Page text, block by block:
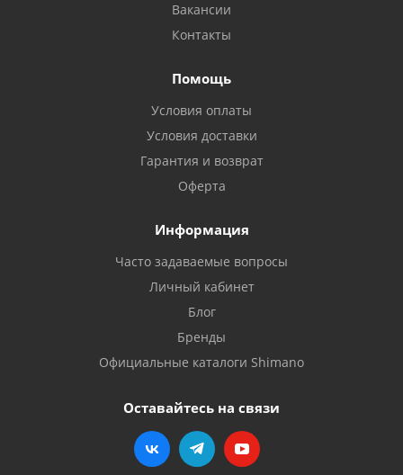
Вакансии
Контакты
Помощь
Условия оплаты
Условия доставки
Гарантия и возврат
Оферта
Информация
Часто задаваемые вопросы
Личный кабинет
Блог
Бренды
Официальные каталоги Shimano
Оставайтесь на связи